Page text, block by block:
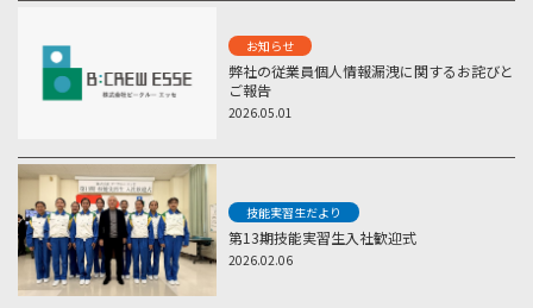
お知らせ
弊社の従業員個人情報漏洩に関するお詫びと
ご報告
2026.05.01
技能実習生だより
第13期技能実習生入社歓迎式
2026.02.06